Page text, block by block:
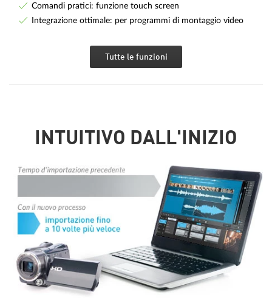
Comandi pratici: funzione touch screen
Integrazione ottimale: per programmi di montaggio video
Tutte le funzioni
INTUITIVO DALL'INIZIO